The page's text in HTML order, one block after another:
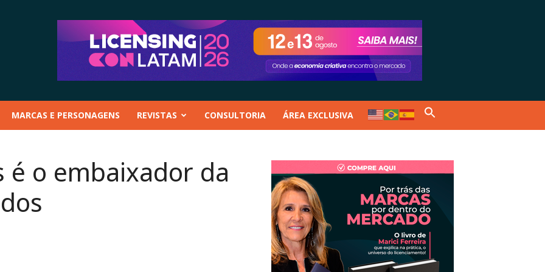
MARCAS E PERSONAGENS REVISTAS CONSULTORIA ÁREA EXCLUSIVA
é o embaixador da